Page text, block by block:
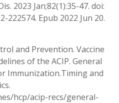
2023 Jan;82(1):35-47. doi:
222574. Epub 2022 Jun 20.
and Prevention. Vaccine
of the ACIP. General
Immunization.Timing and
hcp/acip-recs/general-